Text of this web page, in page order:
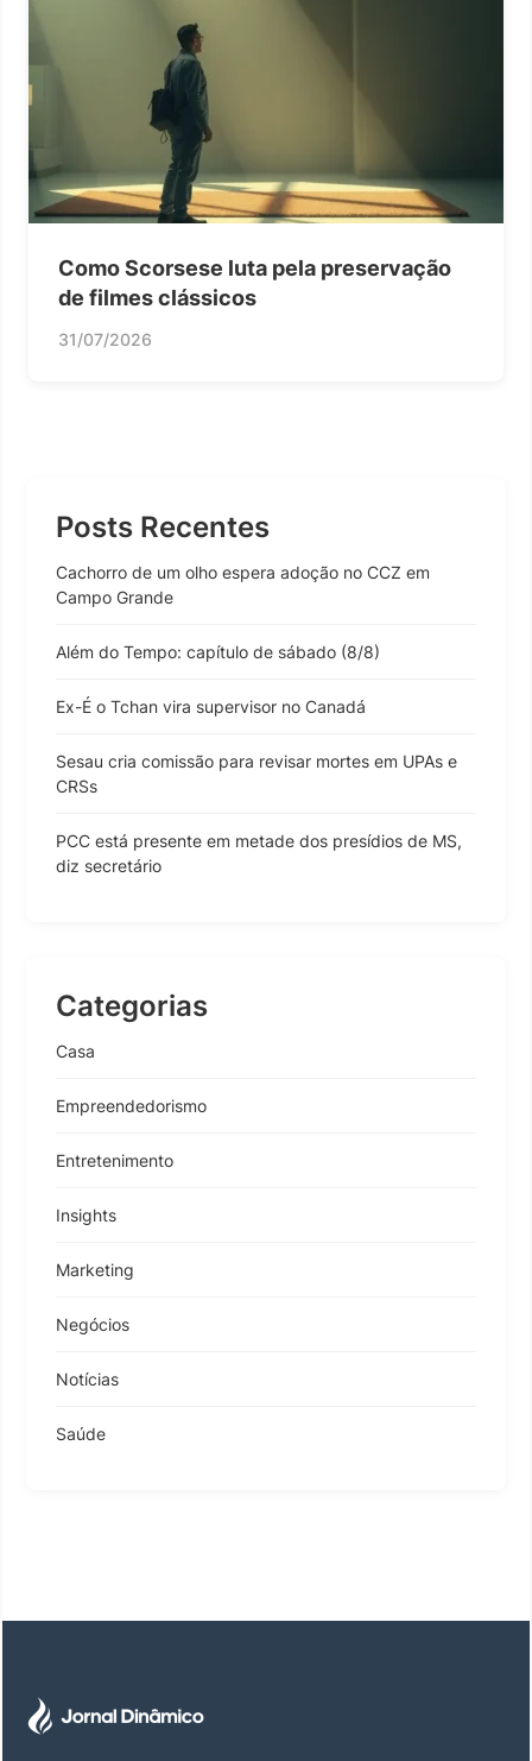
Como Scorsese luta pela preservação
de filmes clássicos
31/07/2026
Posts Recentes
Cachorro de um olho espera adoção no CCZ em
Campo Grande
Além do Tempo: capítulo de sábado (8/8)
Ex-É o Tchan vira supervisor no Canadá
Sesau cria comissão para revisar mortes em UPAs e
CRSs
PCC está presente em metade dos presídios de MS,
diz secretário
Categorias
Casa
Empreendedorismo
Entretenimento
Insights
Marketing
Negócios
Notícias
Saúde